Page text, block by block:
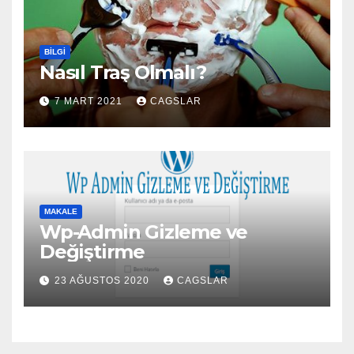
BILGI
Nasıl Traş Olmalı?
7 MART 2021 CAGSLAR
MAKALE
Wp-Admin Gizleme ve
Değiştirme
23 AĞUSTOS 2020 CAGSLAR